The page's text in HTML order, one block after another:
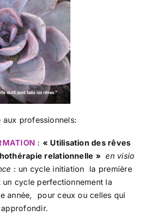
aux professionnels:
: « Utilisation des rêves
relationnelle » en visio
: un cycle initiation la première
un cycle perfectionnement la
année, pour ceux ou celles qui